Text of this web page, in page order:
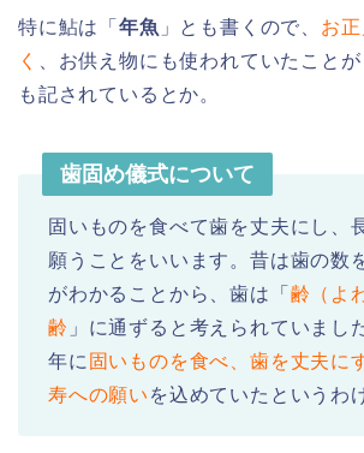
特に鮎は「 年魚 」とも書くので、 お
く
、お供え物にも使われていたことが
も記されているとか。
歯固め儀式について
固いものを食べて歯を丈夫にし、
願うことをいいます。昔は歯の数
がわかることから、歯は「 齢（よ
齢 」に通ずると考えられていまし
年に 固いものを食べ、歯を丈夫に
寿への願い を込めていたというわ